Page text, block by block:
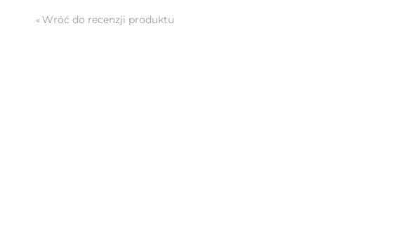
« Wróć do recenzji produktu